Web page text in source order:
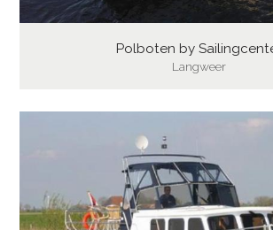
Polboten by
Langweer